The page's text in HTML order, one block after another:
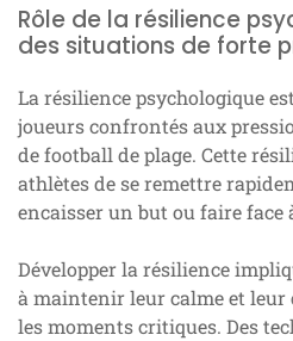
Rôle de la résilience
des situations de forte
La résilience psychologique
joueurs confrontés aux
de football de plage. Cette
athlètes de se remettre
encaisser un but ou faire
Développer la résilience
à maintenir leur calme et
les moments critiques. Des